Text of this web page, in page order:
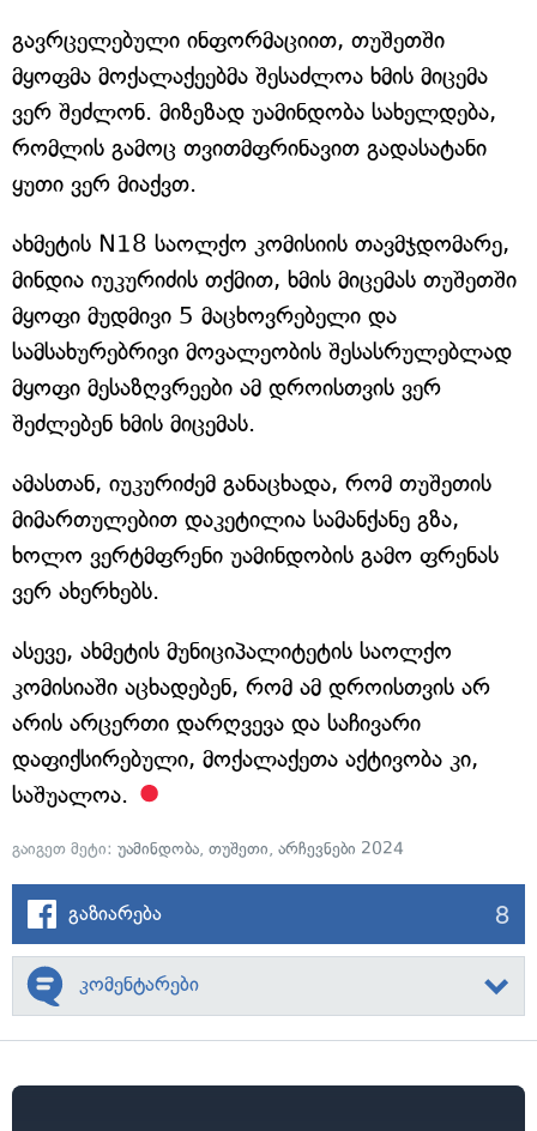
გავრცელებული ინფორმაციით, თუშეთში
მყოფმა მოქალაქეებმა შესაძლოა ხმის მიცემა
ვერ შეძლონ. მიზეზად უამინდობა სახელდება,
რომლის გამოც თვითმფრინავით გადასატანი
ყუთი ვერ მიაქვთ.
ახმეტის N18 საოლქო კომისიის თავმჯდომარე,
მინდია იუკურიძის თქმით, ხმის მიცემას თუშეთში
მყოფი მუდმივი 5 მაცხოვრებელი და
სამსახურებრივი მოვალეობის შესასრულებლად
მყოფი მესაზღვრეები ამ დროისთვის ვერ
შეძლებენ ხმის მიცემას.
ამასთან, იუკურიძემ განაცხადა, რომ თუშეთის
მიმართულებით დაკეტილია სამანქანე გზა,
ხოლო ვერტმფრენი უამინდობის გამო ფრენას
ვერ ახერხებს.
ასევე, ახმეტის მუნიციპალიტეტის საოლქო
კომისიაში აცხადებენ, რომ ამ დროისთვის არ
არის არცერთი დარღვევა და საჩივარი
დაფიქსირებული, მოქალაქეთა აქტივობა კი,
საშუალოა.
გაიგეთ მეტი: უამინდობა, თუშეთი, არჩევნები 2024
გაზიარება 8
კომენტარები